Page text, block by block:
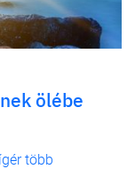
ölébe
több